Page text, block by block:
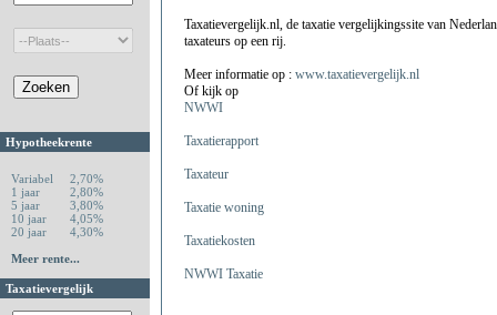
Hypotheekrente
Variabel
2,70%
1 jaar
2,80%
5 jaar
3,80%
10 jaar
4,05%
20 jaar
4,30%
Meer rente...
Taxatievergelijk
Taxatievergelijk.nl, de taxatie vergelijkingssite van
taxateurs op een rij.
Meer informatie op : www.taxatievergelijk.nl
Of kijk op
NWWI
Taxatierapport
Taxateur
Taxatie woning
Taxatiekosten
NWWI Taxatie